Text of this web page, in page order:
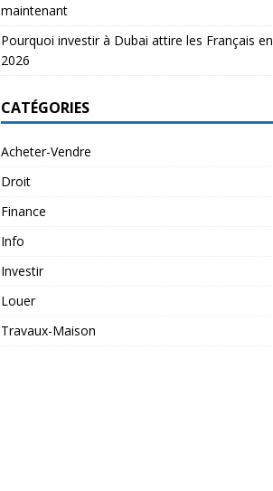
maintenant
Pourquoi investir à Dubai attire les Français en
2026
CATÉGORIES
Acheter-Vendre
Droit
Finance
Info
Investir
Louer
Travaux-Maison